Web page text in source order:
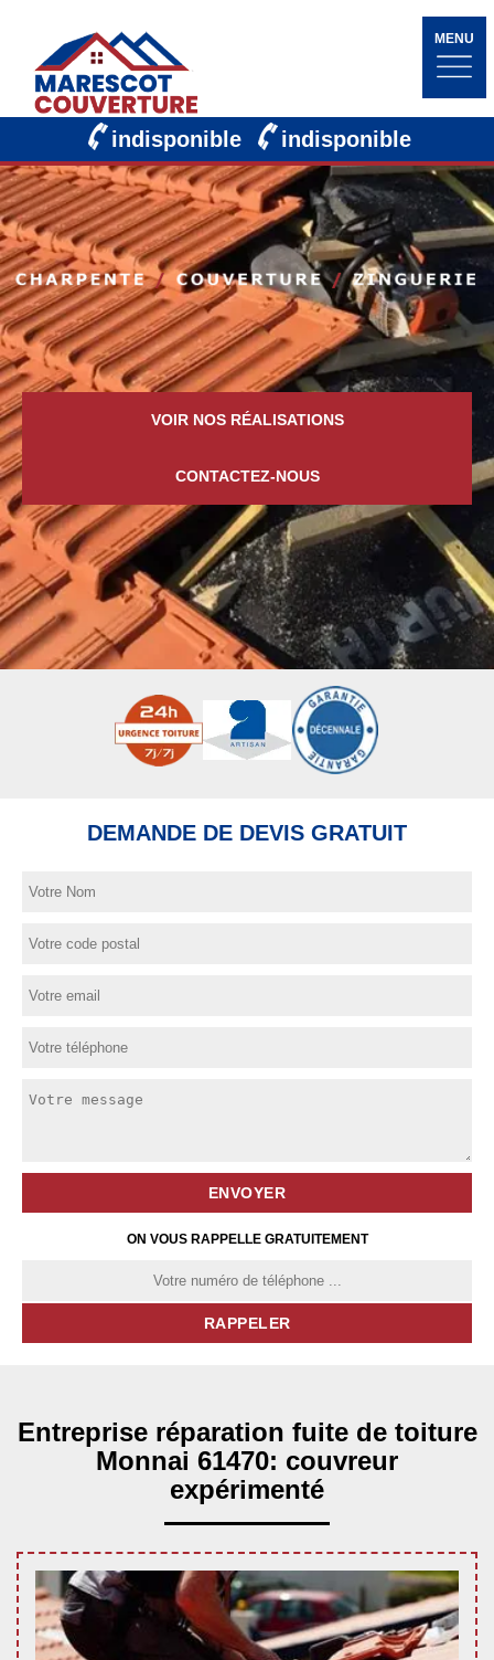
MENU
indisponible indisponible
VOIR NOS RÉALISATIONS
CONTACTEZ-NOUS
DEMANDE DE DEVIS GRATUIT
ON VOUS RAPPELLE GRATUITEMENT
Entreprise réparation fuite de toiture
Monnai 61470: couvreur
expérimenté